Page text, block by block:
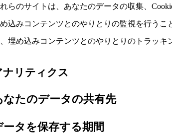
らのサイトは、あなたのデータの収集、
込みコンテンツとのやりとりの監視を行う
埋め込みコンテンツとのやりとりのトラッキ
ナリティクス
なたのデータの共有先
ータを保存する期間